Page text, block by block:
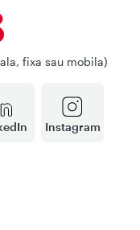
Instagram
fixa sau mobila)